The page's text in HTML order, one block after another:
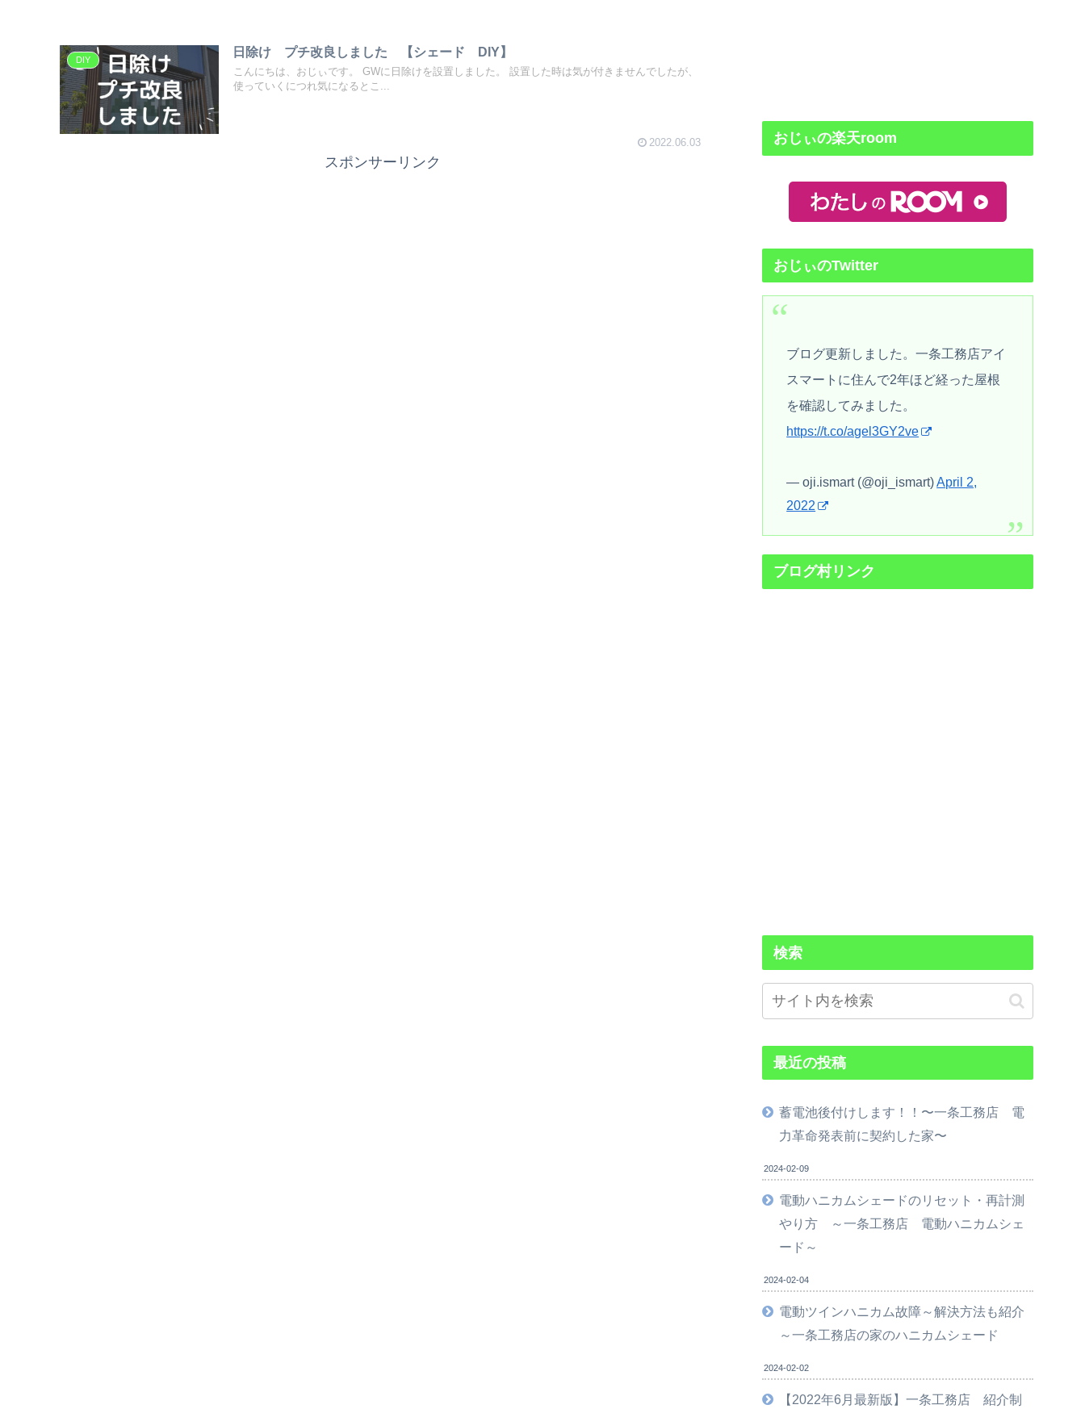
DIY
日除け プチ改良しました 【シェード DIY】
こんにちは、おじぃです。 GWに日除けを設置しました。 設置した時は気が付きませんでしたが、
使っていくにつれ気になるとこ...
2022.06.03
スポンサーリンク
おじぃの楽天room
おじぃのTwitter
ブログ更新しました。一条工務店アイ
スマートに住んで2年ほど経った屋根
を確認してみました。
https://t.co/agel3GY2ve
— oji.ismart (@oji_ismart)April 2,
2022
ブログ村リンク
検索
最近の投稿
蓄電池後付けします！！〜一条工務店 電
力革命発表前に契約した家〜
2024-02-09
電動ハニカムシェードのリセット・再計測
やり方 ～一条工務店 電動ハニカムシェ
ード～
2024-02-04
電動ツインハニカム故障～解決方法も紹介
～一条工務店の家のハニカムシェード
2024-02-02
【2022年6月最新版】一条工務店 紹介制